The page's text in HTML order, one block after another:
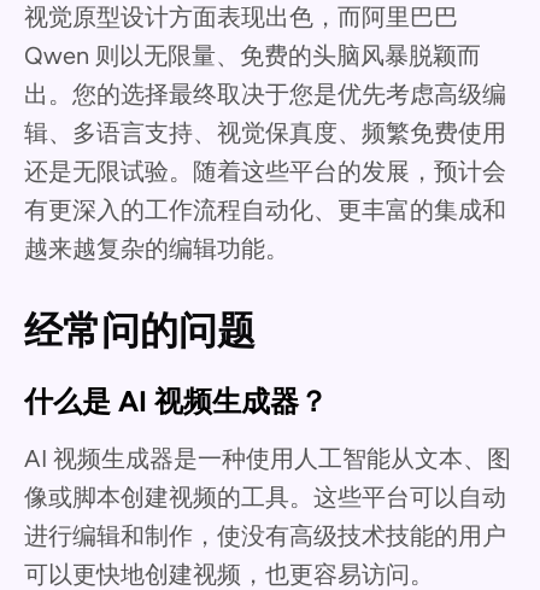
视觉原型设计方面表现出色，而阿里巴巴
Qwen 则以无限量、免费的头脑风暴脱颖而
出。您的选择最终取决于您是优先考虑高级编
辑、多语言支持、视觉保真度、频繁免费使用
还是无限试验。随着这些平台的发展，预计会
有更深入的工作流程自动化、更丰富的集成和
越来越复杂的编辑功能。
经常问的问题
什么是 AI 视频生成器？
AI 视频生成器是一种使用人工智能从文本、图
像或脚本创建视频的工具。这些平台可以自动
进行编辑和制作，使没有高级技术技能的用户
可以更快地创建视频，也更容易访问。